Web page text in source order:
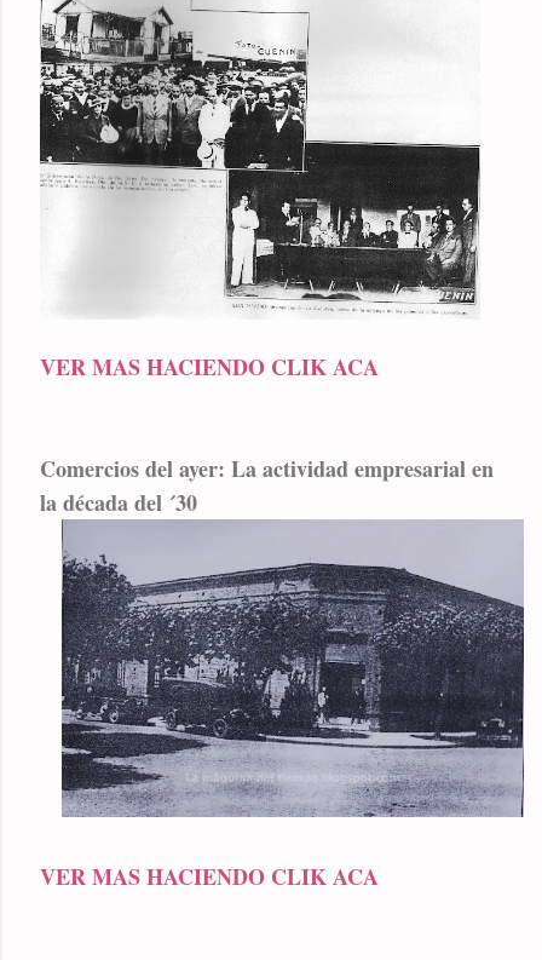
VER MAS HACIENDO CLIK ACA
Comercios del ayer: La actividad empresarial en
la década del ´30
VER MAS HACIENDO CLIK ACA